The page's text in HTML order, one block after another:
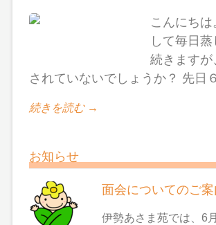
こんにちは
して毎日
続きますが
されていないでしょうか？ 先日
続きを読む →
お知らせ
面会についてのご
伊勢あさま苑では、6